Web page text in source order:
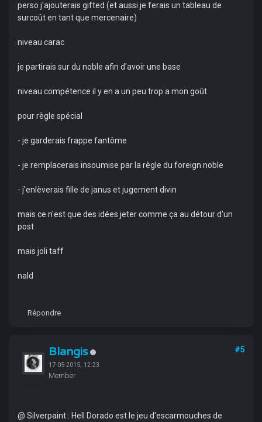
perso j'ajouterais gifted (et aussi je ferais un tableau de
surcoût en tant que mercenaire)
niveau carac
je partirais sur du noble afin d'avoir une base
niveau compétence il y en a un peu trop a mon goût
pour règle spécial
- je garderais frappe fantôme
- je remplacerais insoumise par la règle du foreign noble
- j'enlèverais fille de janus et jugement divin
mais ce n'est que des idées jeter comme ça au détour d'un
post
mais joli taff
nald
Répondre
Blangis
17-05-2015, 12:23
Member
#5
@ Silverpaint : Hell Dorado est le jeu d'escarmouches de